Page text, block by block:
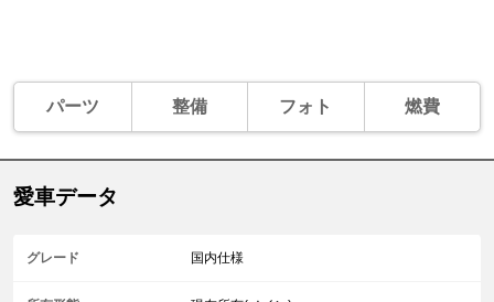
パーツ 整備 フォト 燃費
愛車データ
グレード 国内仕様